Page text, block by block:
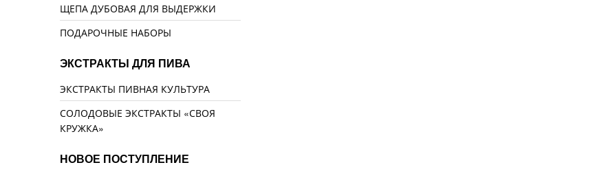
ЩЕПА ДУБОВАЯ ДЛЯ ВЫДЕРЖКИ
ПОДАРОЧНЫЕ НАБОРЫ
ЭКСТРАКТЫ ДЛЯ ПИВА
ЭКСТРАКТЫ ПИВНАЯ КУЛЬТУРА
СОЛОДОВЫЕ ЭКСТРАКТЫ «СВОЯ
КРУЖКА»
НОВОЕ ПОСТУПЛЕНИЕ